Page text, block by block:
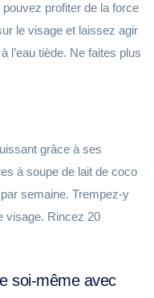
profiter de la force
le visage et laissez agir
l’eau tiède. Ne faites plus
grâce à ses
à soupe de lait de coco
semaine. Trempez-y
visage. Rincez 20
soi-même avec